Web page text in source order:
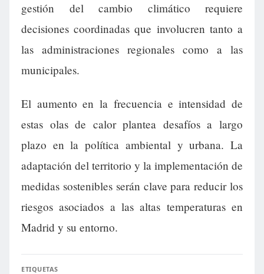
gestión del cambio climático requiere
decisiones coordinadas que involucren tanto a
las administraciones regionales como a las
municipales.
El aumento en la frecuencia e intensidad de
estas olas de calor plantea desafíos a largo
plazo en la política ambiental y urbana. La
adaptación del territorio y la implementación de
medidas sostenibles serán clave para reducir los
riesgos asociados a las altas temperaturas en
Madrid y su entorno.
ETIQUETAS